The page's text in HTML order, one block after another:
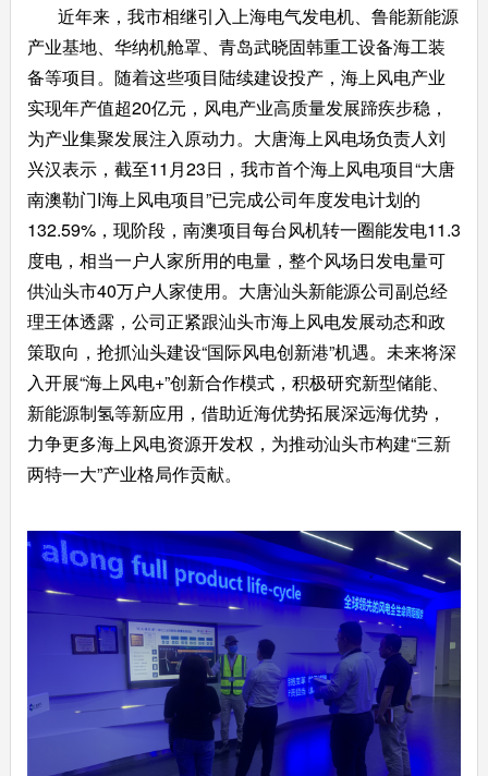
近年来，我市相继引入上海电气发电机、鲁能新能源
产业基地、华纳机舱罩、青岛武晓固韩重工设备海工装
备等项目。随着这些项目陆续建设投产，海上风电产业
实现年产值超20亿元，风电产业高质量发展蹄疾步稳，
为产业集聚发展注入原动力。大唐海上风电场负责人刘
兴汉表示，截至11月23日，我市首个海上风电项目“大唐
南澳勒门Ι海上风电项目”已完成公司年度发电计划的
132.59%，现阶段，南澳项目每台风机转一圈能发电11.3
度电，相当一户人家所用的电量，整个风场日发电量可
供汕头市40万户人家使用。大唐汕头新能源公司副总经
理王体透露，公司正紧跟汕头市海上风电发展动态和政
策取向，抢抓汕头建设“国际风电创新港”机遇。未来将深
入开展“海上风电+”创新合作模式，积极研究新型储能、
新能源制氢等新应用，借助近海优势拓展深远海优势，
力争更多海上风电资源开发权，为推动汕头市构建“三新
两特一大”产业格局作贡献。